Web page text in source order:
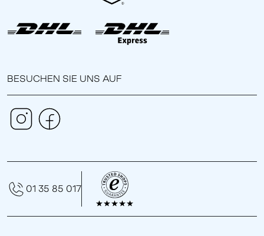
BESUCHEN SIE UNS AUF
01 35 85 017